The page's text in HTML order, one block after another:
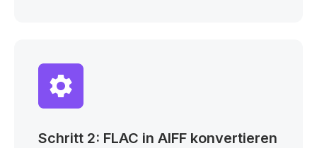
Schritt 2: FLAC in AIFF konvertieren